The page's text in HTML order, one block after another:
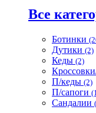
Все
Ботинки
Дутики (2)
Кеды (2)
П/кеды (2)
П/сапоги
Сандалии